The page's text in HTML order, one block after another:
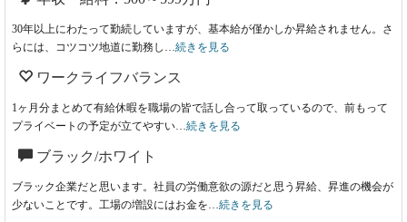
30年以上にわたって勤続していますが、基本給が僅かしか昇給されません。さ
らには、コツコツ地道に勤務し… 続きを見る
ワークライフバランス
1ヶ月分まとめて有給休暇を職場の皆で話し合って取っているので、前もって
プライベートの予定が立てやすい… 続きを見る
ブラック/ホワイト
ブラック企業だと思います。社員の労働意欲の源だと思う昇給、昇進の機会が
少ないことです。工場の増設にはお金を… 続きを見る